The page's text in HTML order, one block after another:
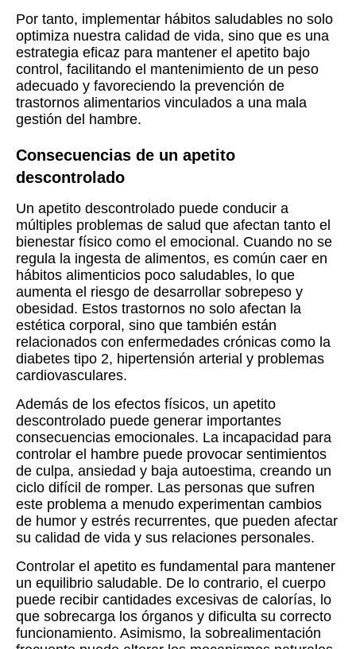
Por tanto, implementar hábitos saludables no solo
optimiza nuestra calidad de vida, sino que es una
estrategia eficaz para mantener el apetito bajo
control, facilitando el mantenimiento de un peso
adecuado y favoreciendo la prevención de
trastornos alimentarios vinculados a una mala
gestión del hambre.
Consecuencias de un apetito
descontrolado
Un apetito descontrolado puede conducir a
múltiples problemas de salud que afectan tanto el
bienestar físico como el emocional. Cuando no se
regula la ingesta de alimentos, es común caer en
hábitos alimenticios poco saludables, lo que
aumenta el riesgo de desarrollar sobrepeso y
obesidad. Estos trastornos no solo afectan la
estética corporal, sino que también están
relacionados con enfermedades crónicas como la
diabetes tipo 2, hipertensión arterial y problemas
cardiovasculares.
Además de los efectos físicos, un apetito
descontrolado puede generar importantes
consecuencias emocionales. La incapacidad para
controlar el hambre puede provocar sentimientos
de culpa, ansiedad y baja autoestima, creando un
ciclo difícil de romper. Las personas que sufren
este problema a menudo experimentan cambios
de humor y estrés recurrentes, que pueden afectar
su calidad de vida y sus relaciones personales.
Controlar el apetito es fundamental para mantener
un equilibrio saludable. De lo contrario, el cuerpo
puede recibir cantidades excesivas de calorías, lo
que sobrecarga los órganos y dificulta su correcto
funcionamiento. Asimismo, la sobrealimentación